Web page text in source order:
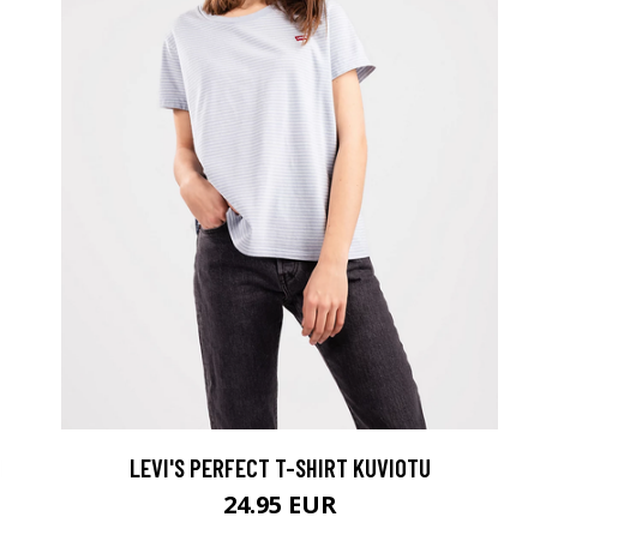
LEVI'S PERFECT T-SHIRT KUVIOTU
24.95 EUR